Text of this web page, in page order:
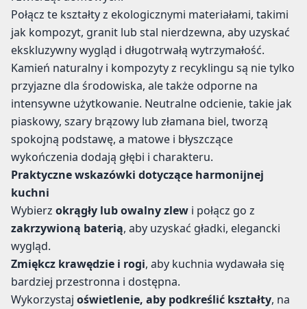
Połącz te kształty z ekologicznymi materiałami, takimi
jak kompozyt, granit lub stal nierdzewna, aby uzyskać
ekskluzywny wygląd i długotrwałą wytrzymałość.
Kamień naturalny i kompozyty z recyklingu są nie tylko
przyjazne dla środowiska, ale także odporne na
intensywne użytkowanie. Neutralne odcienie, takie jak
piaskowy, szary brązowy lub złamana biel, tworzą
spokojną podstawę, a matowe i błyszczące
wykończenia dodają głębi i charakteru.
Praktyczne wskazówki dotyczące harmonijnej
kuchni
Wybierz okrągły lub owalny zlew i połącz go z
zakrzywioną baterią, aby uzyskać gładki, elegancki
wygląd.
Zmiękcz krawędzie i rogi, aby kuchnia wydawała się
bardziej przestronna i dostępna.
Wykorzystaj oświetlenie, aby podkreślić kształty, na